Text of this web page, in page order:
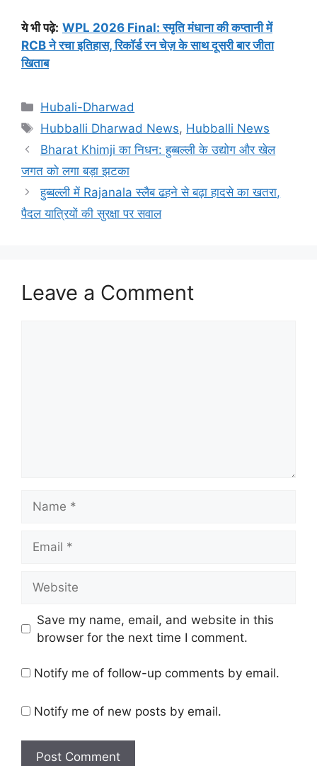
ये भी पढ़े: WPL 2026 Final: स्मृति मंधाना की कप्तानी में
RCB ने रचा इतिहास, रिकॉर्ड रन चेज़ के साथ दूसरी बार जीता
खिताब
Categories
Hubali-Dharwad
Tags
Hubballi Dharwad News, Hubballi News
Bharat Khimji का निधन: हुब्बल्ली के उद्योग और खेल
जगत को लगा बड़ा झटका
हुब्बल्ली में Rajanala स्लैब ढहने से बढ़ा हादसे का खतरा,
पैदल यात्रियों की सुरक्षा पर सवाल
Leave a Comment
Save my name, email, and website in this
browser for the next time I comment.
Notify me of follow-up comments by email.
Notify me of new posts by email.